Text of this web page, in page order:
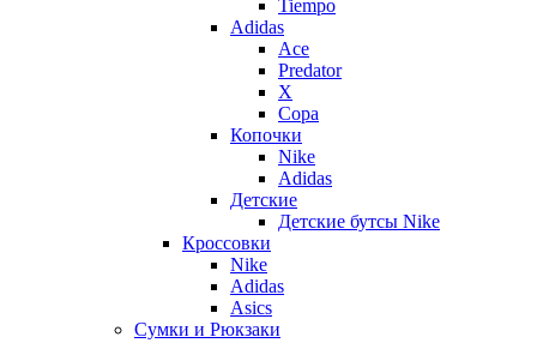
Tiempo
Adidas
Ace
Predator
X
Copa
Копочки
Nike
Adidas
Детские
Детские бутсы Nike
Кроссовки
Nike
Adidas
Asics
Сумки и Рюкзаки